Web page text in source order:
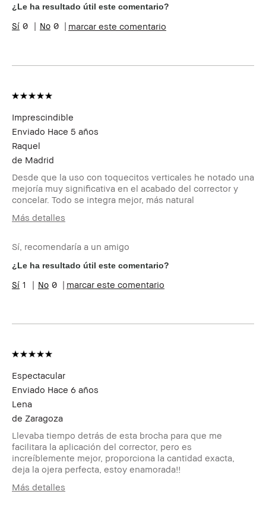
Tono de piel
Claro - Medio
Preocupaciones
de la piel
Manchas, Rojeces
Instantáneos
¿Le ha resultado útil este comentario?
0 0 marcar este comentario
Imprescindible
Enviado Hace 5 años
Raquel
de Madrid
Desde que la uso con toquecitos verticales he notado una
mejoría muy significativa en el acabado del corrector y
concelar. Todo se integra mejor, más natural
Más detalles
Tipo de piel
Seca
Tono de piel
Muy Claro - Claro
Preocupaciones de
la piel
Sí, recomendaría a un amigo
¿Le ha resultado útil este comentario?
1 0 marcar este comentario
Espectacular
Enviado Hace 6 años
Lena
de Zaragoza
Llevaba tiempo detrás de esta brocha para que me
facilitara la aplicación del corrector, pero es
increíblemente mejor, proporciona la cantidad exacta,
deja la ojera perfecta, estoy enamorada!!
Más detalles